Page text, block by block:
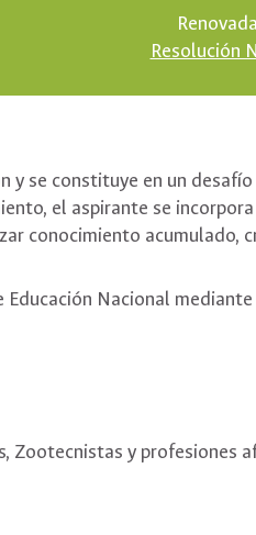
Resolución
y se constituye en un
el aspirante se
conocimiento acumulado,
Nacional mediante
Zootecnistas y profesiones